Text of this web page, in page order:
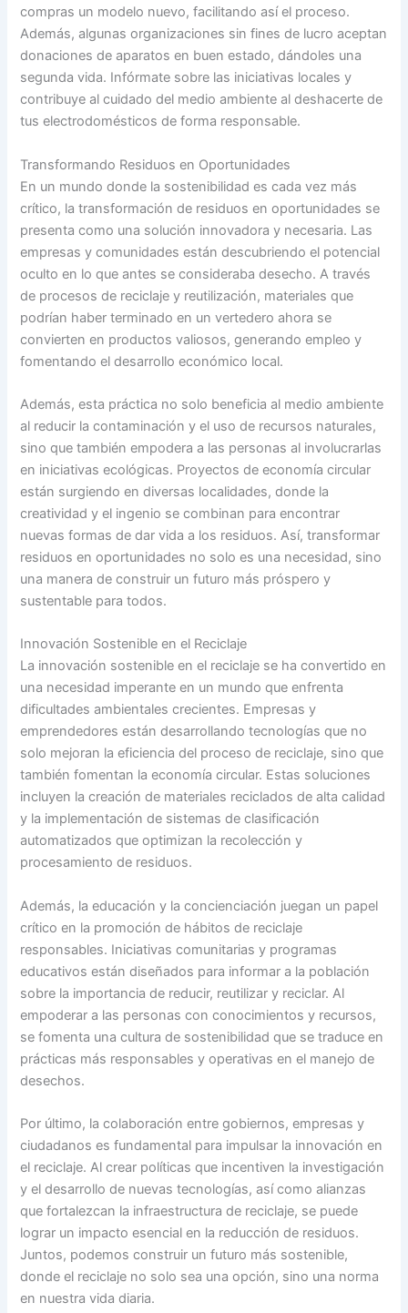
compras un modelo nuevo, facilitando así el proceso.
Además, algunas organizaciones sin fines de lucro aceptan
donaciones de aparatos en buen estado, dándoles una
segunda vida. Infórmate sobre las iniciativas locales y
contribuye al cuidado del medio ambiente al deshacerte de
tus electrodomésticos de forma responsable.
Transformando Residuos en Oportunidades
En un mundo donde la sostenibilidad es cada vez más
crítico, la transformación de residuos en oportunidades se
presenta como una solución innovadora y necesaria. Las
empresas y comunidades están descubriendo el potencial
oculto en lo que antes se consideraba desecho. A través
de procesos de reciclaje y reutilización, materiales que
podrían haber terminado en un vertedero ahora se
convierten en productos valiosos, generando empleo y
fomentando el desarrollo económico local.
Además, esta práctica no solo beneficia al medio ambiente
al reducir la contaminación y el uso de recursos naturales,
sino que también empodera a las personas al involucrarlas
en iniciativas ecológicas. Proyectos de economía circular
están surgiendo en diversas localidades, donde la
creatividad y el ingenio se combinan para encontrar
nuevas formas de dar vida a los residuos. Así, transformar
residuos en oportunidades no solo es una necesidad, sino
una manera de construir un futuro más próspero y
sustentable para todos.
Innovación Sostenible en el Reciclaje
La innovación sostenible en el reciclaje se ha convertido en
una necesidad imperante en un mundo que enfrenta
dificultades ambientales crecientes. Empresas y
emprendedores están desarrollando tecnologías que no
solo mejoran la eficiencia del proceso de reciclaje, sino que
también fomentan la economía circular. Estas soluciones
incluyen la creación de materiales reciclados de alta calidad
y la implementación de sistemas de clasificación
automatizados que optimizan la recolección y
procesamiento de residuos.
Además, la educación y la concienciación juegan un papel
crítico en la promoción de hábitos de reciclaje
responsables. Iniciativas comunitarias y programas
educativos están diseñados para informar a la población
sobre la importancia de reducir, reutilizar y reciclar. Al
empoderar a las personas con conocimientos y recursos,
se fomenta una cultura de sostenibilidad que se traduce en
prácticas más responsables y operativas en el manejo de
desechos.
Por último, la colaboración entre gobiernos, empresas y
ciudadanos es fundamental para impulsar la innovación en
el reciclaje. Al crear políticas que incentiven la investigación
y el desarrollo de nuevas tecnologías, así como alianzas
que fortalezcan la infraestructura de reciclaje, se puede
lograr un impacto esencial en la reducción de residuos.
Juntos, podemos construir un futuro más sostenible,
donde el reciclaje no solo sea una opción, sino una norma
en nuestra vida diaria.